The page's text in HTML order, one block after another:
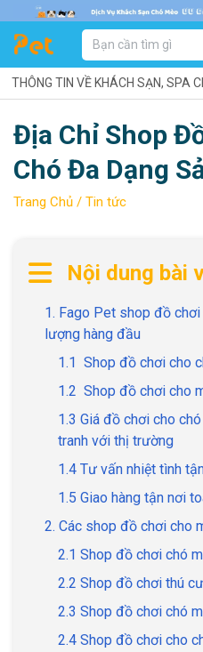
DANH
SẢN PHẨM DÀNH CHO MÈO
SẨN PHẨM THEO THƯƠNG
GIỚI THIỆU
DỊCH VỤ
Khách sạn chó mèo
Dịch vụ cắt tỉa lông chó
THÔNG TIN VỀ KHÁCH SẠN, SPA
Địa Chỉ Shop
Chó Đa Dạng
Trang Chủ / Tin tức
Nội dung bài
1. Fago Pet shop đồ
lượng hàng đầu
1.1 Shop đồ chơi cho
1.2 Shop đồ chơi cho
1.3 Giá đồ chơi cho
tranh với thị trường
1.4 Tư vấn nhiệt tình
1.5 Giao hàng tận nơi
2. Các shop đồ chơi cho
2.1 Shop đồ chơi chó
2.2 Shop đồ chơi thú
2.3 Shop đồ chơi chó
2.4 Shop đồ chơi cho